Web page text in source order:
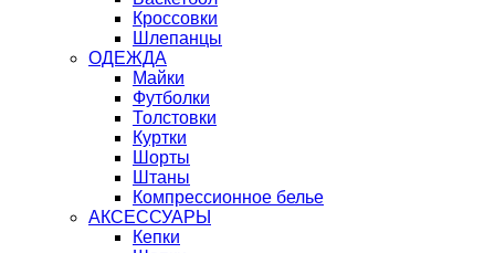
Кроссовки
Шлепанцы
ОДЕЖДА
Майки
Футболки
Толстовки
Куртки
Шорты
Штаны
Компрессионное белье
АКСЕССУАРЫ
Кепки